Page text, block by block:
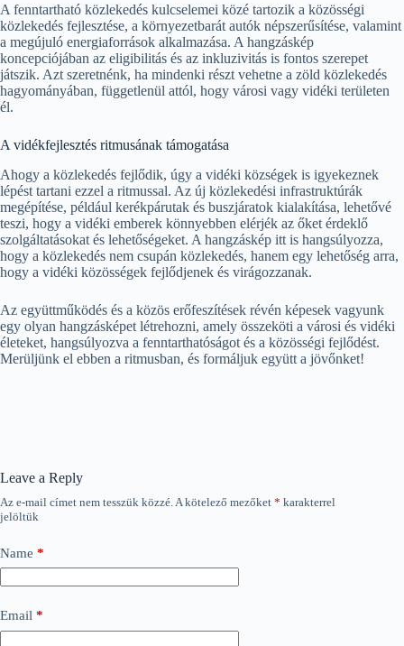
A fenntartható közlekedés kulcselemei közé tartozik a közösségi
közlekedés fejlesztése, a környezetbarát autók népszerűsítése, valamint
a megújuló energiaforrások alkalmazása. A hangzáskép
koncepciójában az eligibilitás és az inkluzivitás is fontos szerepet
játszik. Azt szeretnénk, ha mindenki részt vehetne a zöld közlekedés
hagyományában, függetlenül attól, hogy városi vagy vidéki területen
él.
A vidékfejlesztés ritmusának támogatása
Ahogy a közlekedés fejlődik, úgy a vidéki községek is igyekeznek
lépést tartani ezzel a ritmussal. Az új közlekedési infrastruktúrák
megépítése, például kerékpárutak és buszjáratok kialakítása, lehetővé
teszi, hogy a vidéki emberek könnyebben elérjék az őket érdeklő
szolgáltatásokat és lehetőségeket. A hangzáskép itt is hangsúlyozza,
hogy a közlekedés nem csupán közlekedés, hanem egy lehetőség arra,
hogy a vidéki közösségek fejlődjenek és virágozzanak.
Az együttműködés és a közös erőfeszítések révén képesek vagyunk
egy olyan hangzásképet létrehozni, amely összeköti a városi és vidéki
életeket, hangsúlyozva a fenntarthatóságot és a közösségi fejlődést.
Merüljünk el ebben a ritmusban, és formáljuk együtt a jövőnket!
Leave a Reply
Az e-mail címet nem tesszük közzé. A kötelező mezőket * karakterrel
jelöltük
Name *
Email *